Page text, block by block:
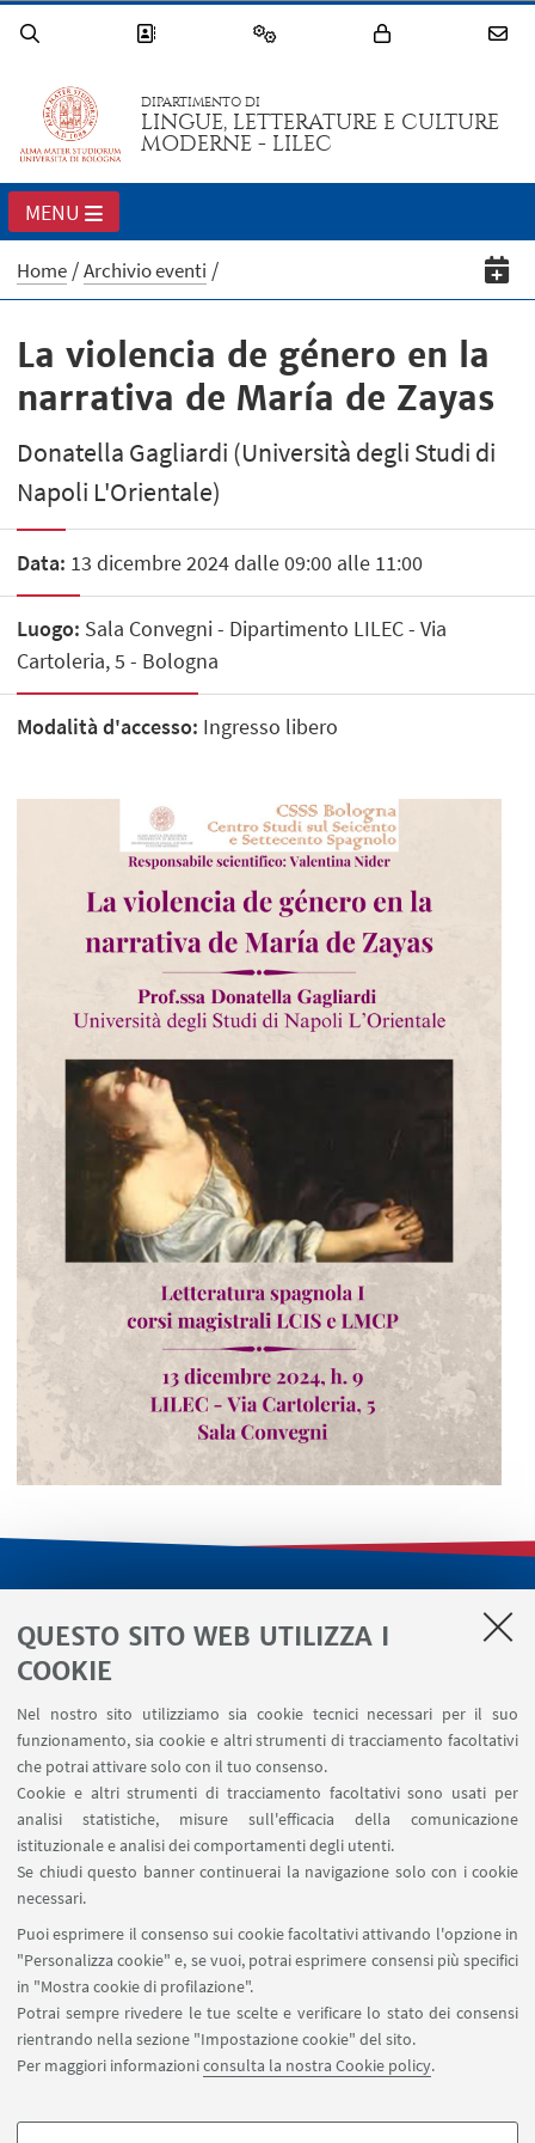
QUESTO SITO WEB UTILIZZA I
COOKIE
Nel nostro sito utilizziamo sia cookie tecnici necessari per il suo
funzionamento, sia cookie e altri strumenti di tracciamento facoltativi
che potrai attivare solo con il tuo consenso.
Cookie e altri strumenti di tracciamento facoltativi sono usati per
analisi statistiche, misure sull'efficacia della comunicazione
istituzionale e analisi dei comportamenti degli utenti.
Se chiudi questo banner continuerai la navigazione solo con i cookie
necessari.
Puoi esprimere il consenso sui cookie facoltativi attivando l'opzione in
"Personalizza cookie" e, se vuoi, potrai esprimere consensi più specifici
in "Mostra cookie di profilazione".
Potrai sempre rivedere le tue scelte e verificare lo stato dei consensi
rientrando nella sezione "Impostazione cookie" del sito.
Per maggiori informazioniconsulta la nostra Cookie policy.
DIPARTIMENTO DI
LINGUE, LETTERATURE E CULTURE
MODERNE - LILEC
MENU
Home Archivio eventi
La violencia de género en la
narrativa de María de Zayas
Donatella Gagliardi (Università degli Studi di
Napoli L'Orientale)
Data: 13 dicembre 2024 dalle 09:00 alle 11:00
Luogo: Sala Convegni - Dipartimento LILEC - Via
Cartoleria, 5 - Bologna
Modalità d'accesso: Ingresso libero
Segnala un evento
Contatti
SEGUI IL DIPARTIMENTO SU:
SEGUI UNIBO SU:
APP: